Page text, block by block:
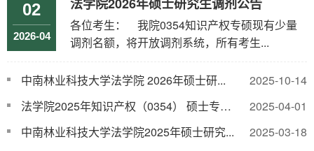
02
2026-04
各位考生： 我院0354知识产权专硕现有少量
调剂名额，将开放调剂系统，所有考生...
2025-10-14
中南林业科技大学法学院 2026年硕士研...
2025-04-01
法学院2025年知识产权（0354） 硕士专业...
2025-03-18
中南林业科技大学法学院2025年硕士研究...